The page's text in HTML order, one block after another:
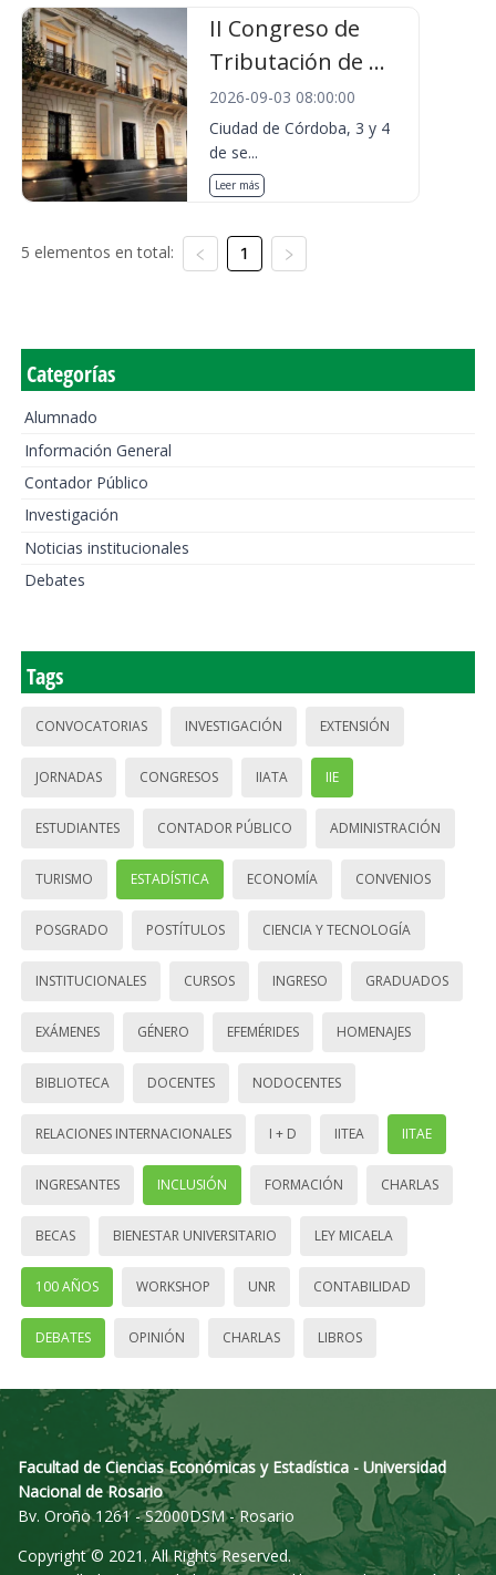
II Congreso de
Tributación de ...
2026-09-03 08:00:00
Ciudad de Córdoba, 3 y 4
de se...
Leer más
5 elementos en total: 1
Categorías
Alumnado
Información General
Contador Público
Investigación
Noticias institucionales
Debates
Tags
CONVOCATORIAS INVESTIGACIÓN EXTENSIÓN
JORNADAS CONGRESOS IIATA IIE
ESTUDIANTES CONTADOR PÚBLICO ADMINISTRACIÓN
TURISMO ESTADÍSTICA ECONOMÍA CONVENIOS
POSGRADO POSTÍTULOS CIENCIA Y TECNOLOGÍA
INSTITUCIONALES CURSOS INGRESO GRADUADOS
EXÁMENES GÉNERO EFEMÉRIDES HOMENAJES
BIBLIOTECA DOCENTES NODOCENTES
RELACIONES INTERNACIONALES I + D IITEA IITAE
INGRESANTES INCLUSIÓN FORMACIÓN CHARLAS
BECAS BIENESTAR UNIVERSITARIO LEY MICAELA
100 AÑOS WORKSHOP UNR CONTABILIDAD
DEBATES OPINIÓN CHARLAS LIBROS
Facultad de Ciencias Económicas y Estadística - Universidad
Nacional de Rosario
Bv. Oroño 1261 - S2000DSM - Rosario
Copyright © 2021. All Rights Reserved.